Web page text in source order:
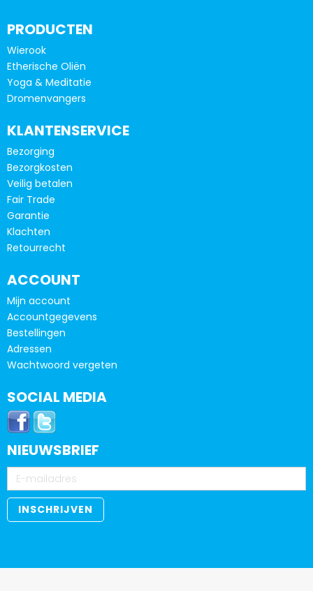
productpagina
PRODUCTEN
Wierook
Etherische Oliën
Yoga & Meditatie
Dromenvangers
KLANTENSERVICE
Bezorging
Bezorgkosten
Veilig betalen
Fair Trade
Garantie
Klachten
Retourrecht
ACCOUNT
Mijn account
Accountgegevens
Bestellingen
Adressen
Wachtwoord vergeten
SOCIAL MEDIA
NIEUWSBRIEF